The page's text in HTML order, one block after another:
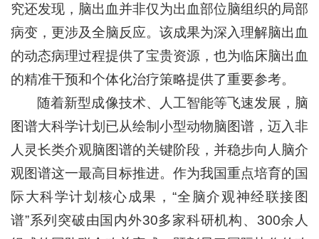
究还发现，脑出血并非仅为出血部位脑组织的局部
病变，更涉及全脑反应。该成果为深入理解脑出血
的动态病理过程提供了宝贵资源，也为临床脑出血
的精准干预和个体化治疗策略提供了重要参考。
随着新型成像技术、人工智能等飞速发展，脑
图谱大科学计划已从绘制小型动物脑图谱，迈入非
人灵长类介观脑图谱的关键阶段，并稳步向人脑介
观图谱这一最高目标推进。作为我国重点培育的国
际大科学计划核心成果，“全脑介观神经联接图
谱”系列突破由国内外30多家科研机构、300余人